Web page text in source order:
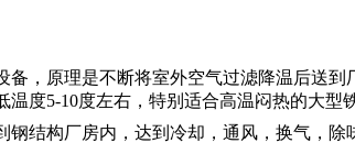
，原理是不断将室外空气过滤降温后送
度5-10度左右，特别适合高温闷热的大
钢结构厂房内，达到冷却，通风，换气，